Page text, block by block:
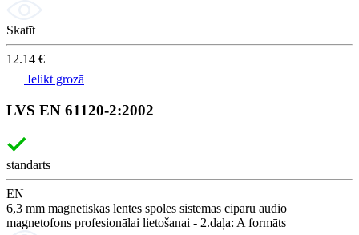
Skatīt
12.14 €
Ielikt grozā
LVS EN 61120-2:2002
standarts
EN
6,3 mm magnētiskās lentes spoles sistēmas ciparu audio
magnetofons profesionālai lietošanai - 2.daļa: A formāts